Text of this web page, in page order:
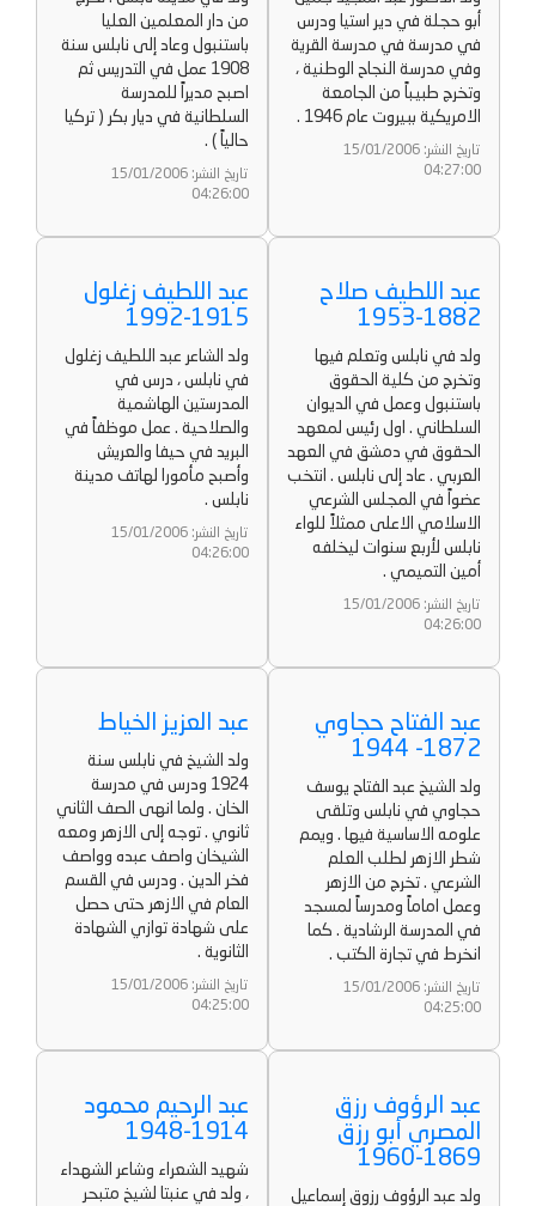
أبو حجلة في دير استيا ودرس
في مدرسة في مدرسة القرية
وفي مدرسة النجاح الوطنية ،
وتخرج طبيباً من الجامعة
الامريكية ببيروت عام 1946 .
تاريخ النشر: 15/01/2006
04:27:00
من دار المعلمين العليا
باستنبول وعاد إلى نابلس سنة
1908 عمل في التدريس ثم
اصبح مديراً للمدرسة
السلطانية في ديار بكر ( تركيا
حالياً ) .
تاريخ النشر: 15/01/2006
04:26:00
عبد اللطيف صلاح
1882-1953
ولد في نابلس وتعلم فيها
وتخرج من كلية الحقوق
باستنبول وعمل في الديوان
السلطاني . اول رئيس لمعهد
الحقوق في دمشق في العهد
العربي . عاد إلى نابلس . انتخب
عضواً في المجلس الشرعي
الاسلامي الاعلى ممثلاً للواء
نابلس لأربع سنوات ليخلفه
أمين التميمي .
تاريخ النشر: 15/01/2006
04:26:00
عبد اللطيف زغلول
1915-1992
ولد الشاعر عبد اللطيف زغلول
في نابلس ، درس في
المدرستين الهاشمية
والصلاحية . عمل موظفاً في
البريد في حيفا والعريش
وأصبح مأمورا لهاتف مدينة
نابلس .
تاريخ النشر: 15/01/2006
04:26:00
عبد الفتاح حجاوي
1872- 1944
ولد الشيخ عبد الفتاح يوسف
حجاوي في نابلس وتلقى
علومه الاساسية فيها . ويمم
شطر الازهر لطلب العلم
الشرعي . تخرج من الازهر
وعمل اماماً ومدرساً لمسجد
في المدرسة الرشادية . كما
انخرط في تجارة الكتب .
تاريخ النشر: 15/01/2006
04:25:00
عبد العزيز الخياط
ولد الشيخ في نابلس سنة
1924 ودرس في مدرسة
الخان . ولما انهى الصف الثاني
ثانوي . توجه إلى الازهر ومعه
الشيخان واصف عبده وواصف
فخر الدين . ودرس في القسم
العام في الازهر حتى حصل
على شهادة توازي الشهادة
الثانوية .
تاريخ النشر: 15/01/2006
04:25:00
عبد الرؤوف رزق
المصري أبو رزق
1869-1960
ولد عبد الرؤوف رزوق إسماعيل
عبد الرحيم محمود
1914-1948
شهيد الشعراء وشاعر الشهداء
، ولد في عنبتا لشيخ متبحر